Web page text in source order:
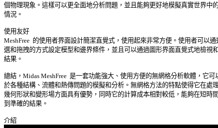
個物理現象。這樣可以更全面地分析問題，並且能夠更好地模擬真實世界中
情況。
使用友好
MeshFree  的使用者界面設計簡潔直覺式，使用起來非常方便。使用者可以
選和拖拽的方式設定模型和邊界條件，並且可以通過圖形界面直覺式地檢視
結果。
總結，Midas MeshFree  是一套功能強大、使用方便的無網格分析軟體，它可
於各種結構、流體和熱傳問題的模擬和分析。無網格方法的特點使得它在處
幾何形狀和變形場方面具有優勢，同時它的計算成本相對較低，能夠在短時
到準確的結果。